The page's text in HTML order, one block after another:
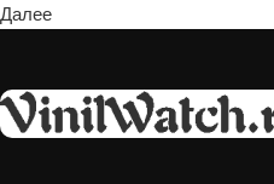
Далее